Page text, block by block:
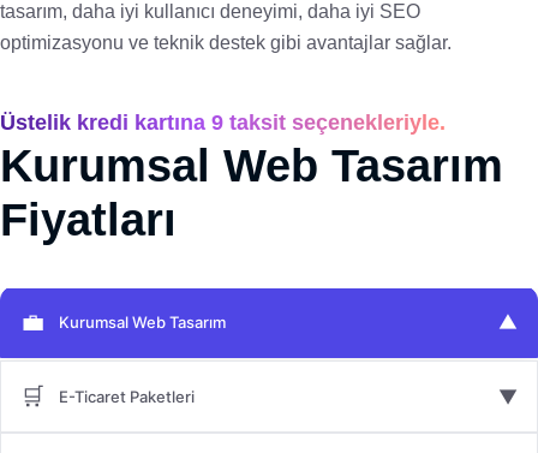
tasarım, daha iyi kullanıcı deneyimi, daha iyi SEO
optimizasyonu ve teknik destek gibi avantajlar sağlar.
Üstelik kredi kartına 9 taksit seçenekleriyle.
Kurumsal Web Tasarım
Fiyatları
💼 Kurumsal Web Tasarım ▼
🛒 E-Ticaret Paketleri ▼